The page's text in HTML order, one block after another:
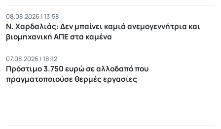
08.08.2026 | 13:58
Ν. Χαρδαλιάς: Δεν μπαίνει καμιά ανεμογεννήτρια και
βιομηχανική ΑΠΕ στα καμένα
07.08.2026 | 18:12
Πρόστιμο 3.750 ευρώ σε αλλοδαπό που
πραγματοποιούσε θερμές εργασίες